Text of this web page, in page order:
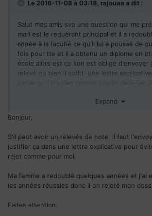
Le 2016-11-08 à 03:18, rajouaa a dit :
Salut mes amis svp une question qui me
mari est le requérant principal et il a
année à la faculté ce qu'il lui a poussé de
fois pour tte et il a obtenu un diplome en
école alors est ce kon est obligé d'envoyer
relevé ou bien il suffit une lettre
si dieu le souhaite (je sais kil fallait envoyer
dans le verso de son bac il est mentionné
Expand
Bonjour,
S'il peut avoir un relevés de note, il faut
justifier ça dans une lettre explicative pour
rejet comme pour moi.
Ma femme a redoublé quelques années et j'ai
les années réussies donc il on rejeté mon
Faites attention.